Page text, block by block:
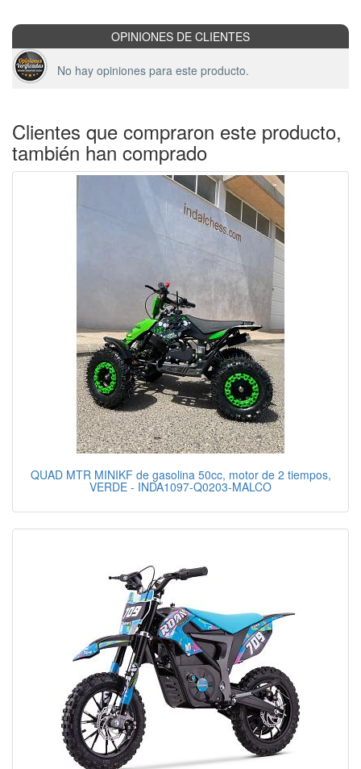
OPINIONES DE CLIENTES
No hay opiniones para este producto.
Clientes que compraron este producto,
también han comprado
QUAD MTR MINIKF de gasolina 50cc, motor de 2 tiempos,
VERDE - INDA1097-Q0203-MALCO